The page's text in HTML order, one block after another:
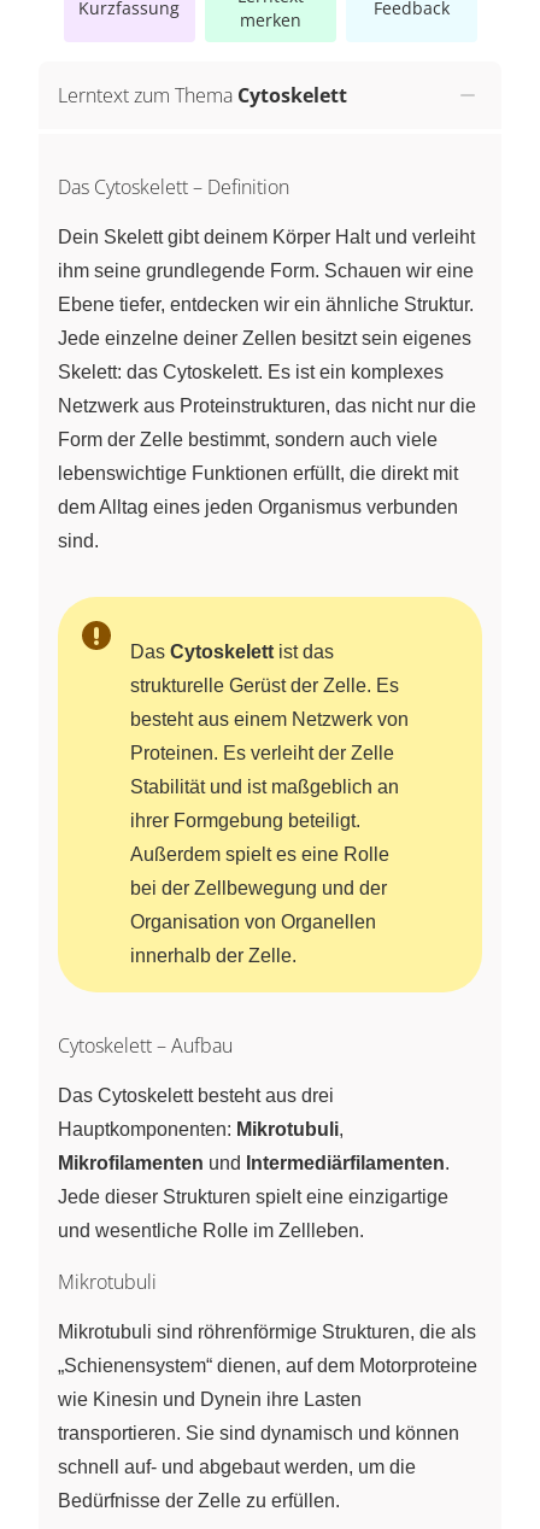
Kurzfassung
merken
Feedback
Lerntext zum Thema Cytoskelett
Das Cytoskelett – Definition
Dein Skelett gibt deinem Körper Halt und verleiht
ihm seine grundlegende Form. Schauen wir eine
Ebene tiefer, entdecken wir ein ähnliche Struktur.
Jede einzelne deiner Zellen besitzt sein eigenes
Skelett: das Cytoskelett. Es ist ein komplexes
Netzwerk aus Proteinstrukturen, das nicht nur die
Form der Zelle bestimmt, sondern auch viele
lebenswichtige Funktionen erfüllt, die direkt mit
dem Alltag eines jeden Organismus verbunden
sind.
Das Cytoskelett ist das
strukturelle Gerüst der Zelle. Es
besteht aus einem Netzwerk von
Proteinen. Es verleiht der Zelle
Stabilität und ist maßgeblich an
ihrer Formgebung beteiligt.
Außerdem spielt es eine Rolle
bei der Zellbewegung und der
Organisation von Organellen
innerhalb der Zelle.
Cytoskelett – Aufbau
Das Cytoskelett besteht aus drei
Hauptkomponenten: Mikrotubuli,
Mikrofilamenten und Intermediärfilamenten.
Jede dieser Strukturen spielt eine einzigartige
und wesentliche Rolle im Zellleben.
Mikrotubuli
Mikrotubuli sind röhrenförmige Strukturen, die als
„Schienensystem“ dienen, auf dem Motorproteine
wie Kinesin und Dynein ihre Lasten
transportieren. Sie sind dynamisch und können
schnell auf- und abgebaut werden, um die
Bedürfnisse der Zelle zu erfüllen.